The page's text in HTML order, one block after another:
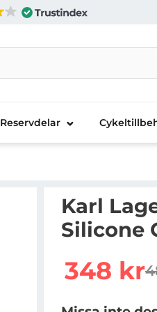
Reservdelar
Karl
Silicone
rea 348 kr